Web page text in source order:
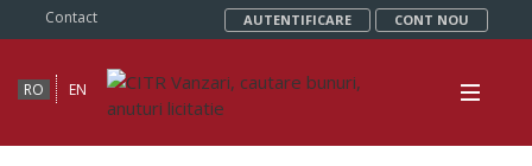
Contact AUTENTIFICARE CONT NOU
RO EN